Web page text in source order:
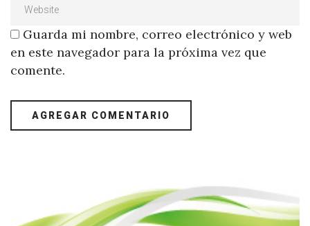
Guarda mi nombre, correo electrónico y web
en este navegador para la próxima vez que
comente.